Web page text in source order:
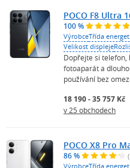
POCO F8 Ultra
100 %
VýrobceTřída
Velikost displeje
Dopřejte si telefon,
fotoaparát a
používání bez
18 190 - 35 757 Kč
v 25 obchodech
POCO X8 Pro
86 %
VýrobceTřída